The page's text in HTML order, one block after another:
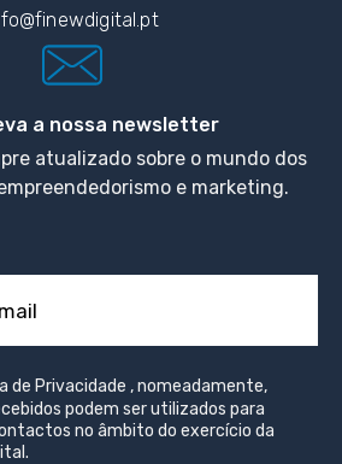
a nossa newsletter
atualizado sobre o mundo dos
e marketing.
de Privacidade , nomeadamente,
podem ser utilizados para
no âmbito do exercício da